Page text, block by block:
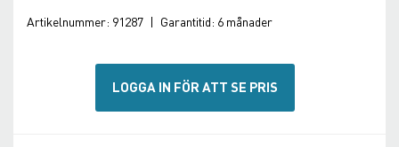
Artikelnummer: 91287 | Garantitid: 6 månader
LOGGA IN FÖR ATT SE PRIS